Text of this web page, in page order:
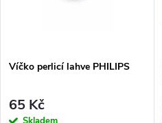
p
r
s
p
Víčko perlicí lahve PHILIPS
65 Kč